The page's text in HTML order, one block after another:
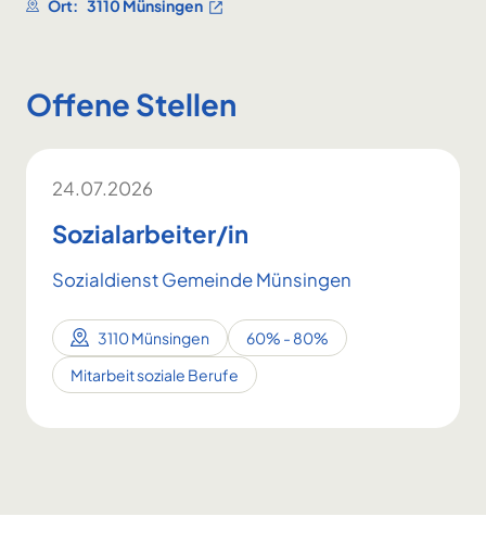
Ort: 3110 Münsingen
Offene Stellen
24.07.2026
Sozialarbeiter/in
Sozialdienst Gemeinde Münsingen
3110 Münsingen
60% - 80%
Mitarbeit soziale Berufe